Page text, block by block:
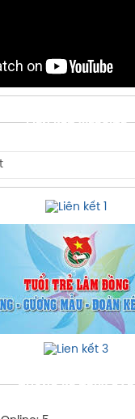
LIÊN KẾT WEBSITE
THỐNG KÊ TRUY CẬP